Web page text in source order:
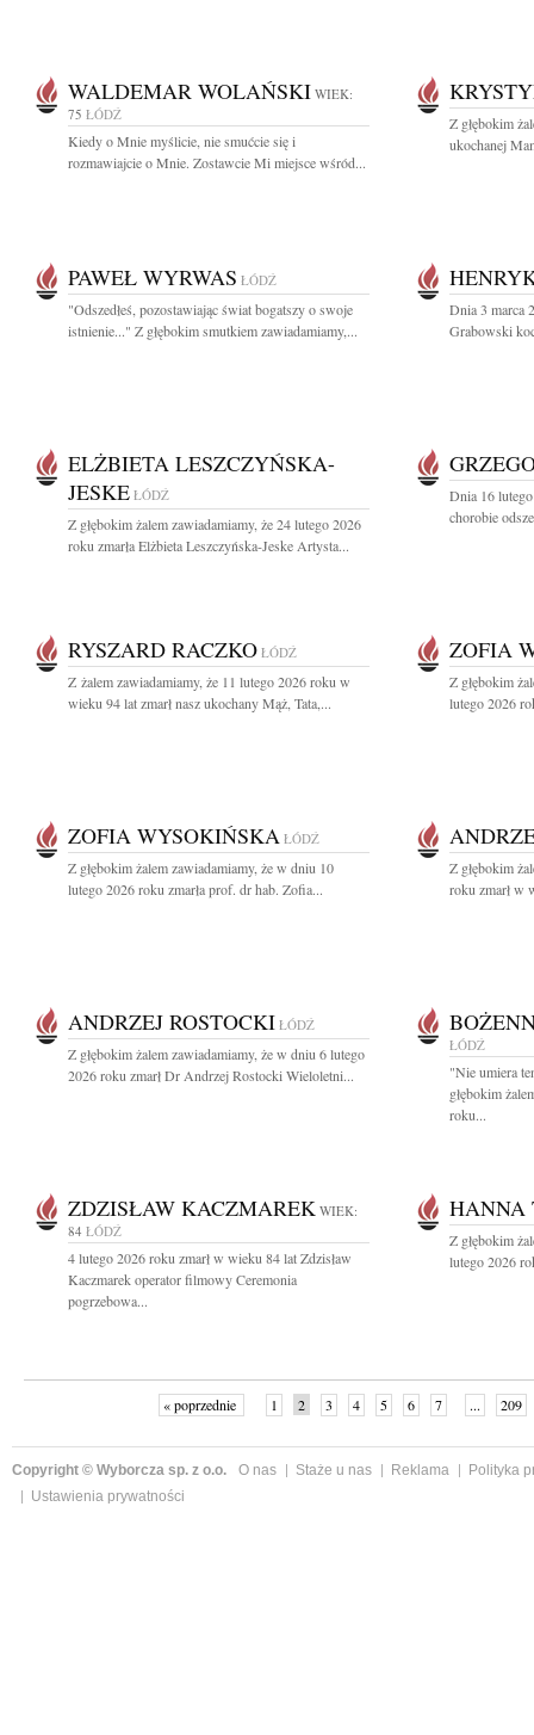
WALDEMAR WOLAŃSKI WIEK:
75 ŁÓDŹ
Kiedy o Mnie myślicie, nie smućcie się i
rozmawiajcie o Mnie. Zostawcie Mi miejsce wśród...
Z głębokim
ukochanej
PAWEŁ WYRWAS ŁÓDŹ
"Odszedłeś, pozostawiając świat bogatszy o swoje
istnienie..." Z głębokim smutkiem zawiadamiamy,...
Dnia 3 marca
Grabowski
ELŻBIETA LESZCZYŃSKA-
JESKE ŁÓDŹ
Z głębokim żalem zawiadamiamy, że 24 lutego 2026
roku zmarła Elżbieta Leszczyńska-Jeske Artysta...
Dnia 16
chorobie
RYSZARD RACZKO ŁÓDŹ
Z żalem zawiadamiamy, że 11 lutego 2026 roku w
wieku 94 lat zmarł nasz ukochany Mąż, Tata,...
ZOFIA
Z głębokim
lutego 2026
ZOFIA WYSOKIŃSKA ŁÓDŹ
Z głębokim żalem zawiadamiamy, że w dniu 10
lutego 2026 roku zmarła prof. dr hab. Zofia...
Z głębokim
roku zmarł w
ANDRZEJ ROSTOCKI ŁÓDŹ
Z głębokim żalem zawiadamiamy, że w dniu 6 lutego
2026 roku zmarł Dr Andrzej Rostocki Wieloletni...
ŁÓDŹ
"Nie umiera
głębokim
roku...
ZDZISŁAW KACZMAREK WIEK:
84 ŁÓDŹ
4 lutego 2026 roku zmarł w wieku 84 lat Zdzisław
Kaczmarek operator filmowy Ceremonia
pogrzebowa...
HANNA
Z głębokim
lutego 2026
« poprzednie 1 2 3 4 5 6 7 ... 209
Copyright © Wyborcza sp. z o.o. O nas Staże u nas Reklama
Polityka
Ustawienia prywatności